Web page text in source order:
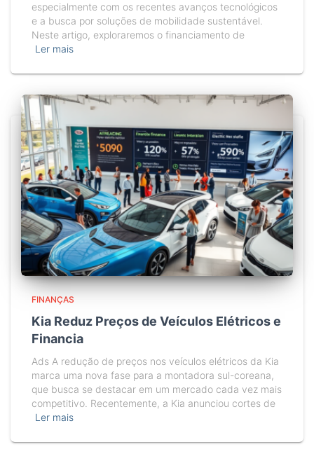
especialmente com os recentes avanços tecnológicos
e a busca por soluções de mobilidade sustentável.
Neste artigo, exploraremos o financiamento de
Ler mais
FINANÇAS
Kia Reduz Preços de Veículos Elétricos e
Financia
Ads A redução de preços nos veículos elétricos da Kia
marca uma nova fase para a montadora sul-coreana,
que busca se destacar em um mercado cada vez mais
competitivo. Recentemente, a Kia anunciou cortes de
Ler mais